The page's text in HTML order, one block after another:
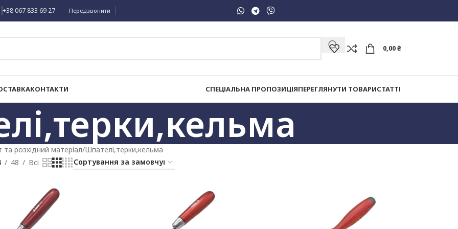
+38 067 833 69 27 Передзвонити
0,00₴
КОНТАКТИ СПЕЦІАЛЬНА ПРОПОЗИЦІЯПЕРЕГЛЯНУТИ ТОВАРИСТАТТІ
та розхідний матеріал Шпателі,терки,кельма
48 Всі